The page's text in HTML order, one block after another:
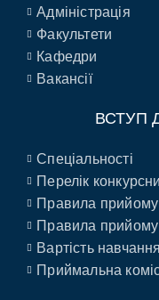
Адміністрація
Факультети
Кафедри
Вакансії
ВСТУП
Спеціальності
Перелік
Правила прийому
Правила
Вартість навчання
Приймальна